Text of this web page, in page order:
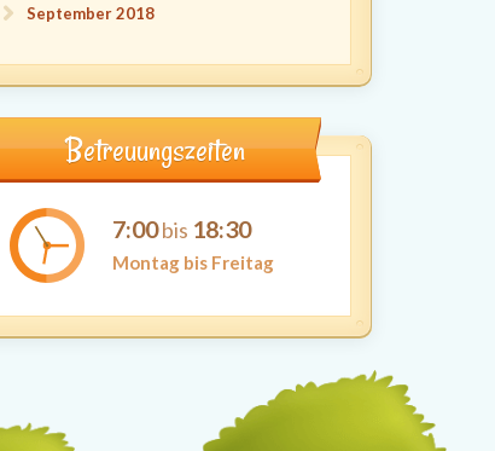
September 2018
Betreuungszeiten
7:00bis 18:30
Montag bis Freitag